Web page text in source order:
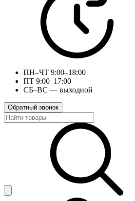
ПН–ЧТ 9:00–18:00
ПТ 9:00–17:00
СБ–ВС — выходной
Обратный звонок